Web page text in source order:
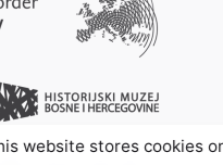
website stores cookies